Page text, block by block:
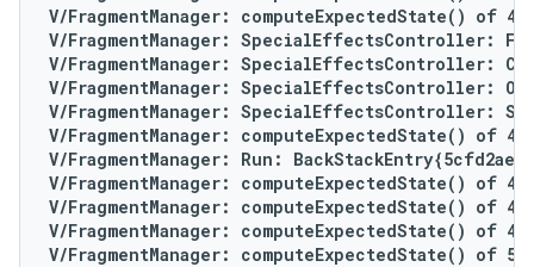
V/FragmentManager: computeExpectedState() of 4
V/FragmentManager: SpecialEffectsController: For
V/FragmentManager: SpecialEffectsController:
V/FragmentManager: SpecialEffectsController:
V/FragmentManager: SpecialEffectsController:
V/FragmentManager: computeExpectedState() of 4
V/FragmentManager: Run: BackStackEntry{5cfd2ae}
V/FragmentManager: computeExpectedState() of 4
V/FragmentManager: computeExpectedState() of 4
V/FragmentManager: computeExpectedState() of 4
V/FragmentManager: computeExpectedState() of 5